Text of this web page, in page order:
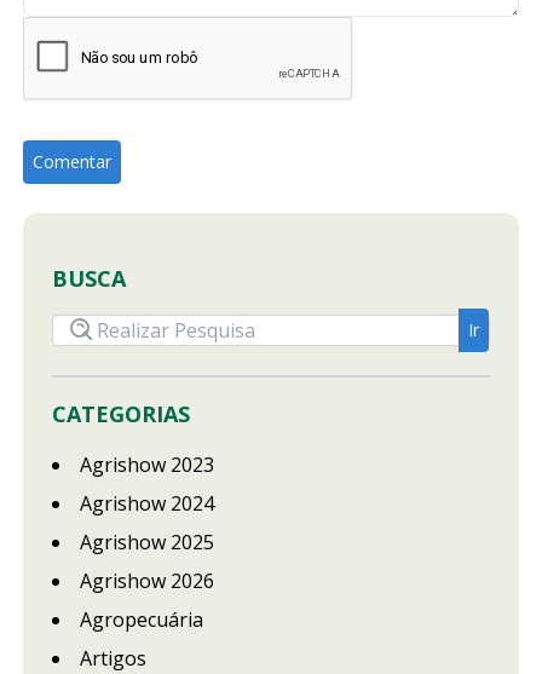
BUSCA
CATEGORIAS
Agrishow 2023
Agrishow 2024
Agrishow 2025
Agrishow 2026
Agropecuária
Artigos